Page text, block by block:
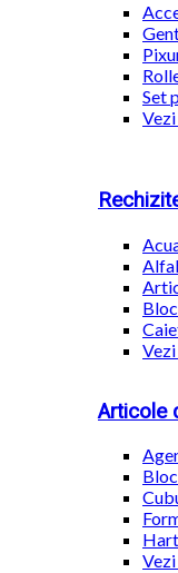
Set
Vezi
Articole